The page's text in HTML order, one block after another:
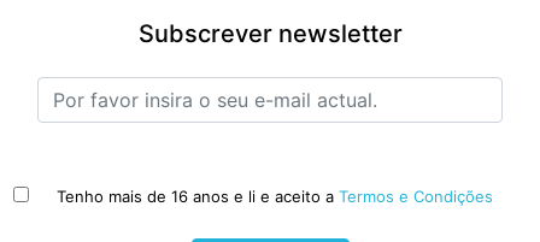
Subscrever newsletter
Tenho mais de 16 anos e li e aceito a Termos e Condições